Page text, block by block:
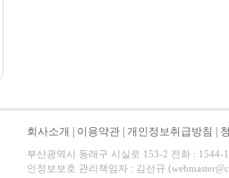
회사소개 이용약관 개인정보취급방침
부산광역시 동래구 시실로 153-2 전화 :
인정보보호 관리책임자 : 김선규